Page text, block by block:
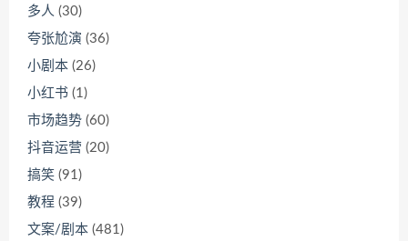
多人 (30)
夸张尬演 (36)
小剧本 (26)
小红书 (1)
市场趋势 (60)
抖音运营 (20)
搞笑 (91)
教程 (39)
文案/剧本 (481)